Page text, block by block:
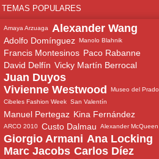
TEMAS POPULARES
Amaya Arzuaga Alexander Wang
Adolfo Domínguez Manolo Blahnik
Francis Montesinos Paco Rabanne
David Delfín Vicky Martín Berrocal
Juan Duyos
Vivienne Westwood
Museo del Prado
Cibeles Fashion Week San Valentín
Manuel Pertegaz Kina Fernández
ARCO 2010 Custo Dalmau Alexander McQueen
Giorgio Armani Ana Locking
Marc Jacobs Carlos Díez